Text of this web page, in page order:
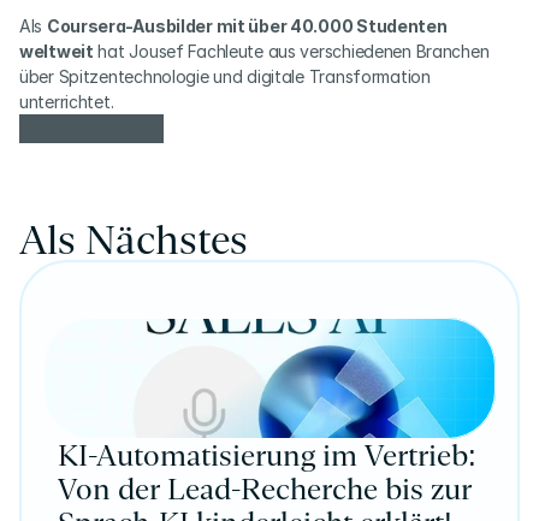
Als Coursera-Ausbilder mit über 40.000 Studenten
weltweit hat Jousef Fachleute aus verschiedenen Branchen
über Spitzentechnologie und digitale Transformation
unterrichtet.
Als Nächstes
KI-Automatisierung im Vertrieb:
Von der Lead-Recherche bis zur